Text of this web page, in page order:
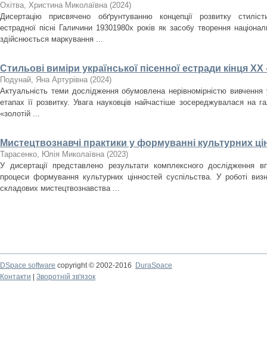
Охітва, Христина Миколаївна (2024)
Дисертацію присвячено обґрунтуванню концепції розвитку
естрадної пісні Галичини 1930­1980­х років як засобу творення
здійснюється маркування ...
Стильові виміри української пісенної естради кінця ХХ
Подунай, Яна Артурівна (2024)
Актуальність теми дослідження обумовлена нерівномірністю вивчення
етапах її розвитку. Увага науковців найчастіше зосереджувалася на
«золотій ...
Мистецтвознавчі практики у формуванні культурних
Тарасенко, Юлія Миколаївна (2023)
У дисертації представлено результати комплексного дослідження
процеси формування культурних цінностей суспільства. У роботі
складових мистецтвознавства ...
DSpace software copyright © 2002-2016
DuraSpace
Контакти
Зворотній зв'язок